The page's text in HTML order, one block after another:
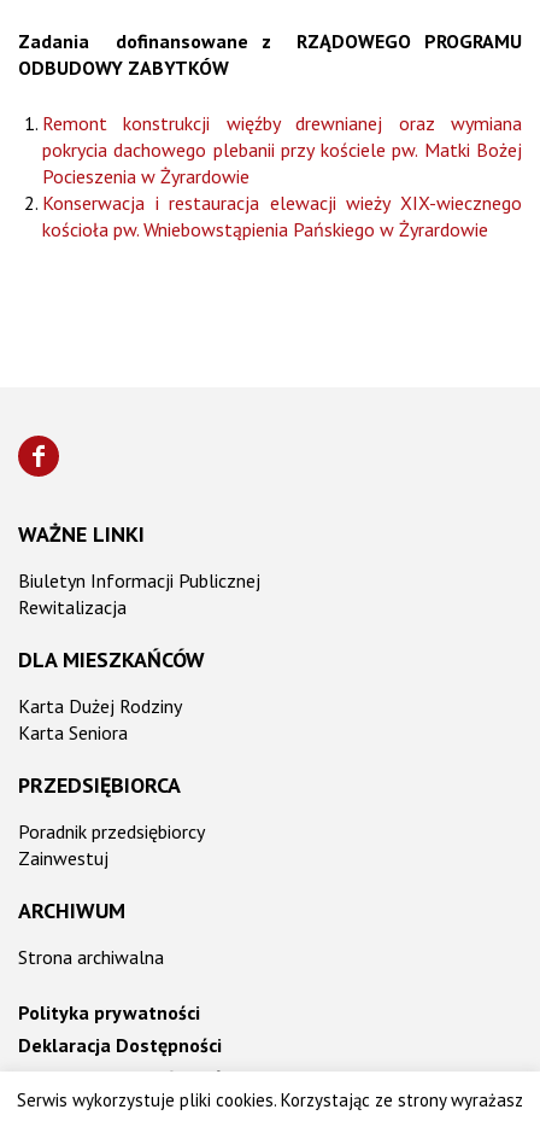
Zadania dofinansowane z RZĄDOWEGO PROGRAMU
ODBUDOWY ZABYTKÓW
Remont konstrukcji więźby drewnianej oraz wymiana
pokrycia dachowego plebanii przy kościele pw. Matki Bożej
Pocieszenia w Żyrardowie
Konserwacja i restauracja elewacji wieży XIX-wiecznego
kościoła pw. Wniebowstąpienia Pańskiego w Żyrardowie
WAŻNE LINKI
Biuletyn Informacji Publicznej
Rewitalizacja
DLA MIESZKAŃCÓW
Karta Dużej Rodziny
Karta Seniora
PRZEDSIĘBIORCA
Poradnik przedsiębiorcy
Zainwestuj
ARCHIWUM
Strona archiwalna
Polityka prywatności
Deklaracja Dostępności
Informacja o działalności Urzędu ETR
Serwis wykorzystuje pliki cookies. Korzystając ze strony wyrażasz